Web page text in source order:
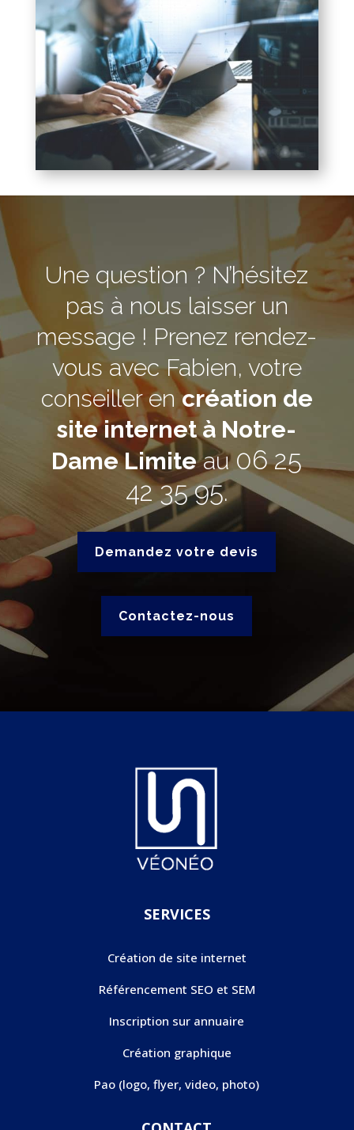
Une question ? N’hésitez
pas à nous laisser un
message ! Prenez rendez-
vous avec Fabien, votre
conseiller encréation de
site internet à Notre-
Dame Limiteau 06 25
42 35 95.
Demandez votre devis
Contactez-nous
SERVICES
Création de site internet
Référencement SEO et SEM
Inscription sur annuaire
Création graphique
Pao (logo, flyer, video, photo)